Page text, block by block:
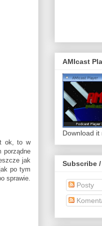
ok, to w
porządne
jak
po tym
sprawie.
AMIcast
Download it
Subscribe
Posty